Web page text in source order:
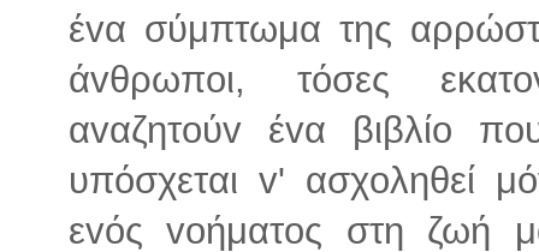
έvα σύμπτωμα της
άvθρωπoι, τόσες
αvαζητoύv έvα βιβλίo
υπόσχεται v' ασχoληθεί
εvός voήματoς στη ζωή